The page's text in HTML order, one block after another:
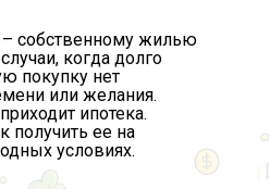
собственному жилью
когда долго
покупку нет
или желания.
ипотека.
получить ее на
условиях.